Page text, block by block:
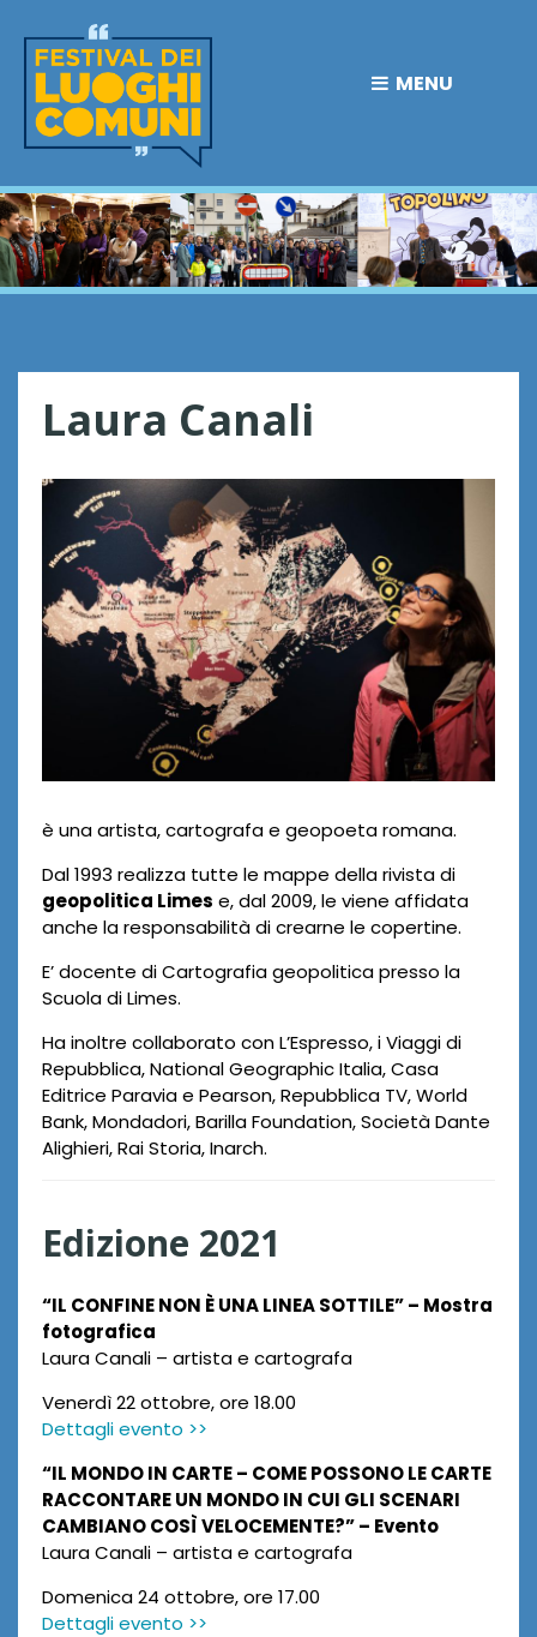
MENU
Laura Canali
L
a
u
r
a
n
a
i
è una artista, cartografa e geopoeta romana.
Dal 1993 realizza tutte le mappe della rivista di
geopolitica Limes e, dal 2009, le viene affidata
anche la responsabilità di crearne le copertine.
E’ docente di Cartografia geopolitica presso la
Scuola di Limes.
Ha inoltre collaborato con L’Espresso, i Viaggi di
Repubblica, National Geographic Italia, Casa
Editrice Paravia e Pearson, Repubblica TV, World
Bank, Mondadori, Barilla Foundation, Società Dante
Alighieri, Rai Storia, Inarch.
Edizione 2021
“IL CONFINE NON È UNA LINEA SOTTILE” – Mostra
fotografica
Laura Canali – artista e cartografa
Venerdì 22 ottobre, ore 18.00
Dettagli evento >>
“IL MONDO IN CARTE – COME POSSONO LE CARTE
RACCONTARE UN MONDO IN CUI GLI SCENARI
CAMBIANO COSÌ VELOCEMENTE?” – Evento
Laura Canali – artista e cartografa
Domenica 24 ottobre, ore 17.00
Dettagli evento >>